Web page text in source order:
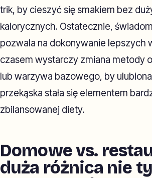
trik, by cieszyć się smakiem bez
kalorycznych. Ostatecznie,
pozwala na dokonywanie lepszych
czasem wystarczy zmiana metody
lub warzywa bazowego, by
przekąska stała się elementem
zbilansowanej diety.
Domowe vs.
duża różnica nie